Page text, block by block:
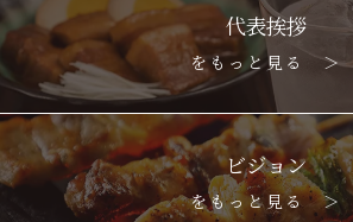
代表挨拶
をもっと見る ＞
ビジョン
をもっと見る ＞